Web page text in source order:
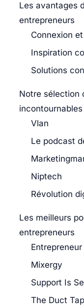
Les avantages
entrepreneurs
Connexion
Inspiration
Solutions
Notre sélection
incontournables
Vlan
Le podcast
Niptech
Révolution
Les meilleurs
entrepreneurs
Entrepreneur
Mixergy
Support Is
The Duct